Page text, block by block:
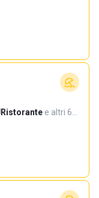
Ristorante·e altri 6…